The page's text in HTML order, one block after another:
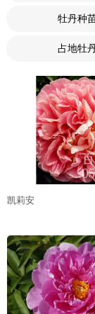
牡丹种
占地牡
凯莉安